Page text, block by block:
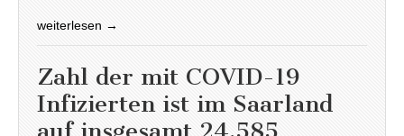
weiterlesen →
Zahl der mit COVID-19
Infizierten ist im Saarland